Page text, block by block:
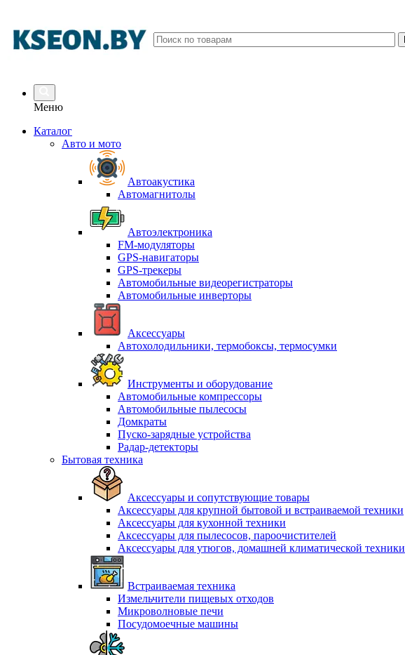
Меню
Каталог
Авто и мото
Автоакустика
Автомагнитолы
Автоэлектроника
FM-модуляторы
GPS-навигаторы
GPS-трекеры
Автомобильные видеорегистраторы
Автомобильные инверторы
Аксессуары
Автохолодильники, термобоксы, термосумки
Инструменты и оборудование
Автомобильные компрессоры
Автомобильные пылесосы
Домкраты
Пуско-зарядные устройства
Радар-детекторы
Бытовая техника
Аксессуары и сопутствующие товары
Аксессуары для крупной бытовой и встраиваемой техники
Аксессуары для кухонной техники
Аксессуары для пылесосов, пароочистителей
Аксессуары для утюгов, домашней климатической техники
Встраиваемая техника
Измельчители пищевых отходов
Микроволновые печи
Посудомоечные машины